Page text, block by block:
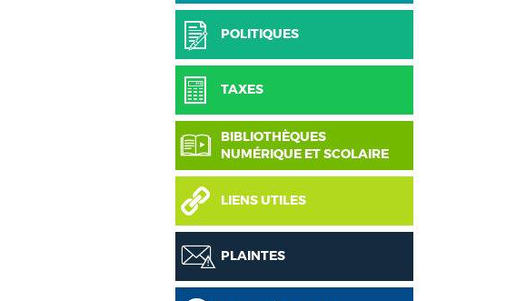
POLITIQUES
TAXES
BIBLIOTHÈQUES
NUMÉRIQUE ET SCOLAIRE
LIENS UTILES
PLAINTES